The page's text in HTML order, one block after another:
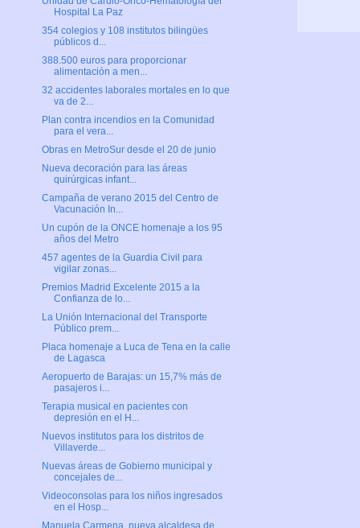
Hospital La Paz
354 colegios y 108 institutos bilingües
públicos d...
388.500 euros para proporcionar
alimentación a men...
32 accidentes laborales mortales en lo que
va de 2...
Plan contra incendios en la Comunidad
para el vera...
Obras en MetroSur desde el 20 de junio
Nueva decoración para las áreas
quirúrgicas infant...
Campaña de verano 2015 del Centro de
Vacunación In...
Un cupón de la ONCE homenaje a los 95
años del Metro
457 agentes de la Guardia Civil para
vigilar zonas...
Premios Madrid Excelente 2015 a la
Confianza de lo...
La Unión Internacional del Transporte
Público prem...
Placa homenaje a Luca de Tena en la calle
de Lagasca
Aeropuerto de Barajas: un 15,7% más de
pasajeros i...
Terapia musical en pacientes con
depresión en el H...
Nuevos institutos para los distritos de
Villaverde...
Nuevas áreas de Gobierno municipal y
concejales de...
Videoconsolas para los niños ingresados
en el Hosp...